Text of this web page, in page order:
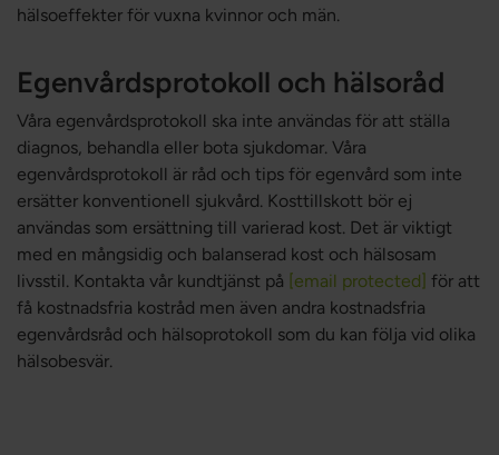
hälsoeffekter för vuxna kvinnor och män.
Egenvårdsprotokoll och hälsoråd
Våra egenvårdsprotokoll ska inte användas för att ställa
diagnos, behandla eller bota sjukdomar. Våra
egenvårdsprotokoll är råd och tips för egenvård som inte
ersätter konventionell sjukvård. Kosttillskott bör ej
användas som ersättning till varierad kost. Det är viktigt
med en mångsidig och balanserad kost och hälsosam
livsstil. Kontakta vår kundtjänst på [email protected] för att
få kostnadsfria kostråd men även andra kostnadsfria
egenvårdsråd och hälsoprotokoll som du kan följa vid olika
hälsobesvär.